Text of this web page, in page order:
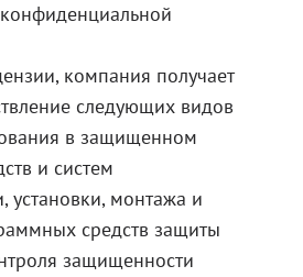
компания получает
следующих видов
в защищенном
и систем
установки, монтажа и
средств защиты
защищенности